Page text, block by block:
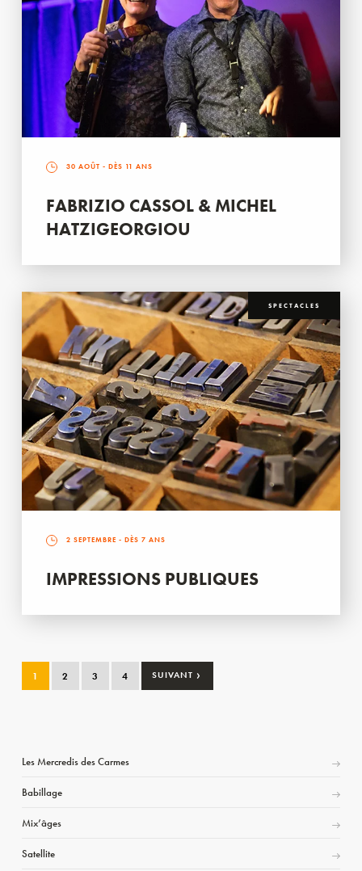
30 AOÛT - DÈS 11 ANS
FABRIZIO CASSOL & MICHEL
HATZIGEORGIOU
SPECTACLES
2 SEPTEMBRE - DÈS 7 ANS
IMPRESSIONS PUBLIQUES
1 2 3 4 SUIVANT ›
Les Mercredis des Carmes
Babillage
Mix’âges
Satellite